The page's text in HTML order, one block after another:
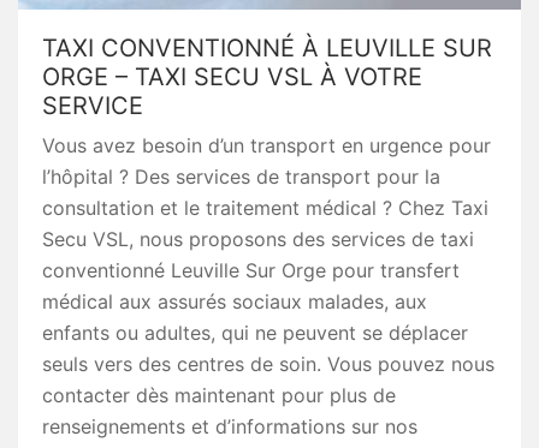
TAXI CONVENTIONNÉ À LEUVILLE SUR
ORGE – TAXI SECU VSL À VOTRE
SERVICE
Vous avez besoin d’un transport en urgence pour
l’hôpital ? Des services de transport pour la
consultation et le traitement médical ? Chez Taxi
Secu VSL, nous proposons des services de taxi
conventionné Leuville Sur Orge pour transfert
médical aux assurés sociaux malades, aux
enfants ou adultes, qui ne peuvent se déplacer
seuls vers des centres de soin. Vous pouvez nous
contacter dès maintenant pour plus de
renseignements et d’informations sur nos